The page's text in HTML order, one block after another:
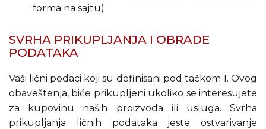
forma na sajtu)
SVRHA PRIKUPLJANJA I OBRADE
PODATAKA
Vaši lični podaci koji su definisani pod tačkom 1. Ovog
obaveštenja, biće prikupljeni ukoliko se interesujete
za kupovinu naših proizvoda ili usluga. Svrha
prikupljanja ličnih podataka jeste ostvarivanje